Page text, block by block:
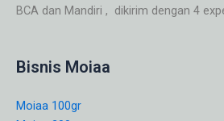
BCA dan Mandiri , dikirim dengan 4
Bisnis Moiaa
Moiaa 100gr